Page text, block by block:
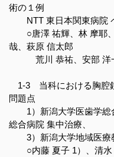
術の１例
NTT 東日本関東病院
○唐澤 祐輝、林 摩耶、
哉、萩原 信太郎
荒川 恭祐、安部 洋
1-3 当科における胸腔
問題点
1）新潟大学医歯学総
総合病院 集中治療、
3）新潟大学地域医療
○内藤 夏子 1）、清水